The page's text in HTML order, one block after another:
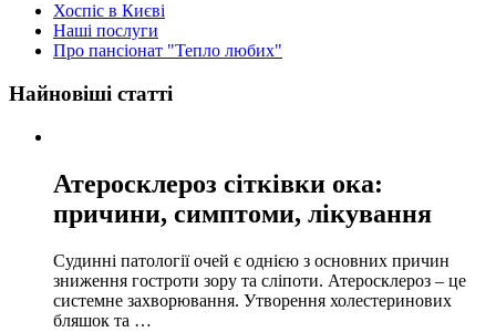
Хоспіс в Києві
Наші послуги
Про пансіонат "Тепло любих"
Найновіші статті
Атеросклероз сітківки ока:
причини, симптоми, лікування
Судинні патології очей є однією з основних причин
зниження гостроти зору та сліпоти. Атеросклероз – це
системне захворювання. Утворення холестеринових
бляшок та …